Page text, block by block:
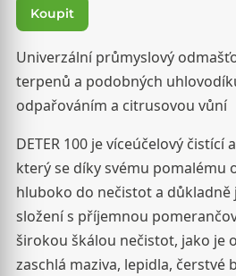
Koupit
Univerzální průmyslový
terpenů a podobných
odpařováním a citrusovou vůní
DETER 100 je víceúčelový čistící
který se díky svému pomalému
hluboko do nečistot a důkladně
složení s příjemnou
širokou škálou nečistot, jako je
zaschlá maziva, lepidla, čerstvé